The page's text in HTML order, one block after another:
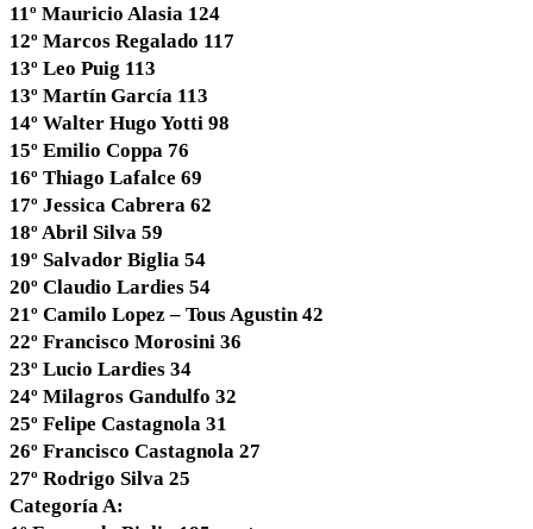
11º Mauricio Alasia 124
12º Marcos Regalado 117
13º Leo Puig 113
13º Martín García 113
14º Walter Hugo Yotti 98
15º Emilio Coppa 76
16º Thiago Lafalce 69
17º Jessica Cabrera 62
18º Abril Silva 59
19º Salvador Biglia 54
20º Claudio Lardies 54
21º Camilo Lopez – Tous Agustin 42
22º Francisco Morosini 36
23º Lucio Lardies 34
24º Milagros Gandulfo 32
25º Felipe Castagnola 31
26º Francisco Castagnola 27
27º Rodrigo Silva 25
Categoría A: